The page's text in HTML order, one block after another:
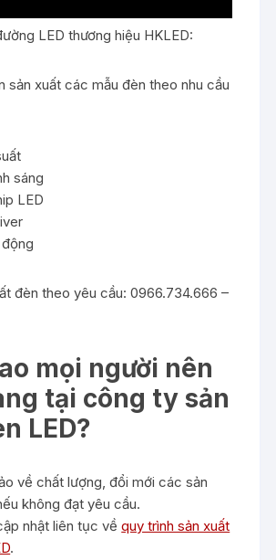
LED thương hiệu HKLED:
sản xuất các mẫu đèn theo nhu cầu
sáng
LED
đèn theo yêu cầu: 0966.734.666 –
mọi người nên
tại công ty sản
LED?
về chất lượng, đổi mới các sản
không đạt yêu cầu.
nhật liên tục vềquy trình sản xuất
.